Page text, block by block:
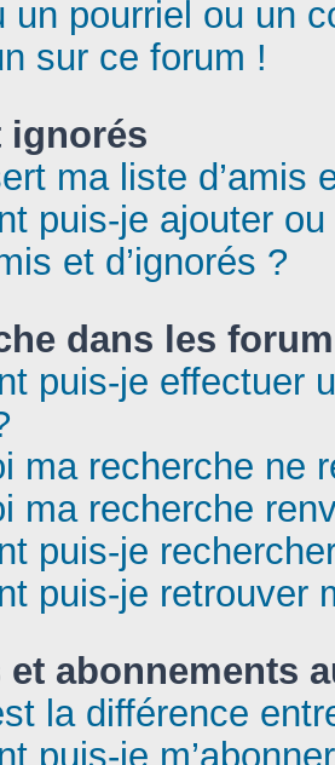
un pourriel ou un
sur ce forum !
ignorés
ma liste d’amis
puis-je ajouter
et d’ignorés ?
dans les
puis-je effectuer
ma recherche ne
ma recherche
puis-je
puis-je retrouver
et abonnements
la différence
puis-je